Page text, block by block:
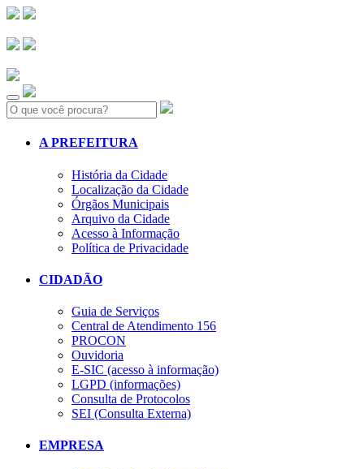
Search:
A PREFEITURA
História da Cidade
Localização da Cidade
Órgãos Municipais
Arquivo da Cidade
Acesso à Informação
Política de Privacidade
CIDADÃO
Guia de Serviços
Central de Atendimento 156
PROCON
Ouvidoria
E-SIC (acesso à informação)
LGPD (informações)
Consulta de Protocolos
SEI (Consulta Externa)
EMPRESA